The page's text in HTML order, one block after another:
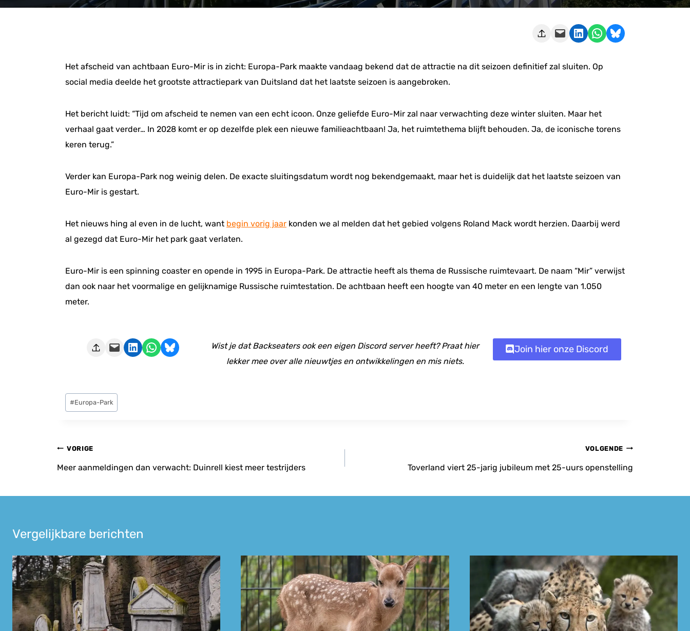
Deze pagina e-mailen Delen op LinkedIn Delen via WhatsApp Share on Bluesky
Het afscheid van achtbaan Euro-Mir is in zicht: Europa-Park maakte vandaag bekend dat de attractie na dit seizoen definitief zal sluiten. Op
social media deelde het grootste attractiepark van Duitsland dat het laatste seizoen is aangebroken.
Het bericht luidt: “Tijd om afscheid te nemen van een echt icoon. Onze geliefde Euro-Mir zal naar verwachting deze winter sluiten. Maar het
verhaal gaat verder… In 2028 komt er op dezelfde plek een nieuwe familieachtbaan! Ja, het ruimtethema blijft behouden. Ja, de iconische torens
keren terug.”
Verder kan Europa-Park nog weinig delen. De exacte sluitingsdatum wordt nog bekendgemaakt, maar het is duidelijk dat het laatste seizoen van
Euro-Mir is gestart.
Het nieuws hing al even in de lucht, want begin vorig jaar konden we al melden dat het gebied volgens Roland Mack wordt herzien. Daarbij werd
al gezegd dat Euro-Mir het park gaat verlaten.
Euro-Mir is een spinning coaster en opende in 1995 in Europa-Park. De attractie heeft als thema de Russische ruimtevaart. De naam “Mir” verwijst
dan ook naar het voormalige en gelijknamige Russische ruimtestation. De achtbaan heeft een hoogte van 40 meter en een lengte van 1.050
meter.
Deze pagina e-mailen Delen op LinkedIn Delen via WhatsApp Share on Bluesky
Wist je dat Backseaters ook een eigen Discord server heeft? Praat hier
lekker mee over alle nieuwtjes en ontwikkelingen en mis niets.
Join hier onze Discord
Bericht
tags:
#Europa-Park
Bericht
navigatie
VORIGE
Meer aanmeldingen dan verwacht: Duinrell kiest meer testrijders
VOLGENDE
Toverland viert 25-jarig jubileum met 25-uurs openstelling
Vergelijkbare berichten